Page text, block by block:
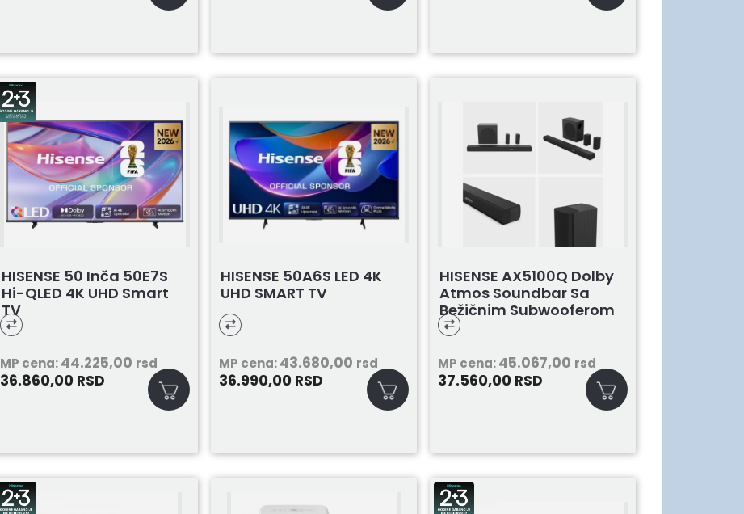
HISENSE 50 Inča 50E7S
Hi-QLED 4K UHD Smart
TV
MP cena:44.225,00 rsd
36.860,00 RSD
HISENSE 50A6S LED 4K
UHD SMART TV
MP cena:43.680,00 rsd
36.990,00 RSD
HISENSE AX5100Q Dolby
Atmos Soundbar Sa
Bežičnim Subwooferom
Crni
MP cena:45.067,00 rsd
37.560,00 RSD